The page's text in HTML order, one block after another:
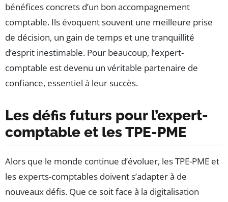
bénéfices concrets d’un bon accompagnement
comptable. Ils évoquent souvent une meilleure prise
de décision, un gain de temps et une tranquillité
d’esprit inestimable. Pour beaucoup, l’expert-
comptable est devenu un véritable partenaire de
confiance, essentiel à leur succès.
Les défis futurs pour l’expert-
comptable et les TPE-PME
Alors que le monde continue d’évoluer, les TPE-PME et
les experts-comptables doivent s’adapter à de
nouveaux défis. Que ce soit face à la digitalisation